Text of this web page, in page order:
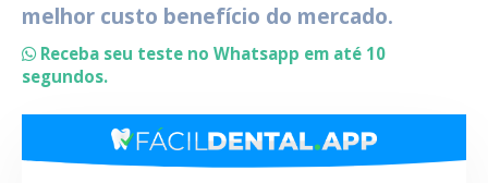
melhor custo benefício do mercado.
Receba seu teste no Whatsapp em até 10
segundos.